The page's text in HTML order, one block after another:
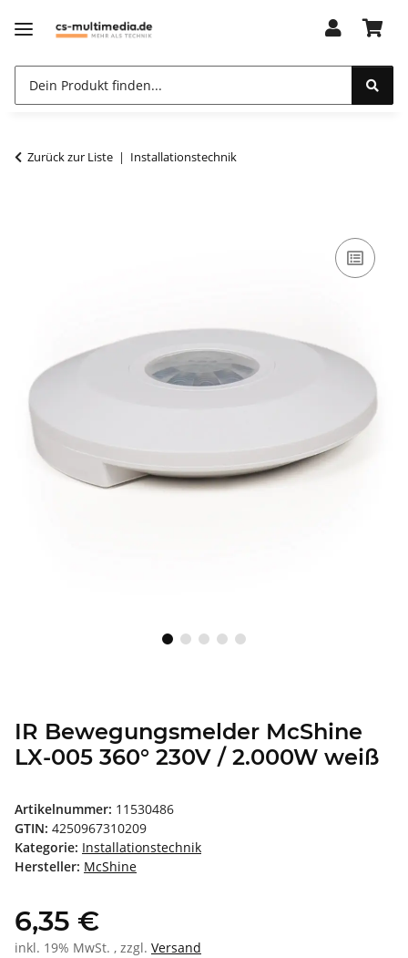
Zurück zur Liste Installationstechnik
IR Bewegungsmelder McShine
LX-005 360° 230V / 2.000W weiß
Artikelnummer: 11530486
GTIN: 4250967310209
Kategorie: Installationstechnik
Hersteller: McShine
6,35 €
inkl. 19% MwSt. , zzgl. Versand